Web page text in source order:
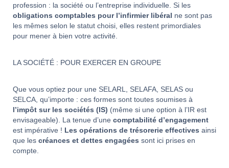
profession : la société ou l’entreprise individuelle. Si les
obligations comptables pour l’infirmier libéral ne sont pas
les mêmes selon le statut choisi, elles restent primordiales
pour mener à bien votre activité.
LA SOCIÉTÉ : POUR EXERCER EN GROUPE
Que vous optiez pour une SELARL, SELAFA, SELAS ou
SELCA, qu’importe : ces formes sont toutes soumises à
l’impôt sur les sociétés (IS) (même si une option à l’IR est
envisageable). La tenue d’une comptabilité d’engagement
est impérative ! Les opérations de trésorerie effectives ainsi
que les créances et dettes engagées sont ici prises en
compte.